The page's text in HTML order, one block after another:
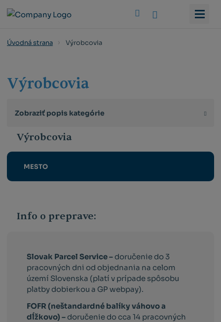
Úvodná strana Výrobcovia
Výrobcovia
Zobraziť popis kategórie
Výrobcovia
MESTO
Info o preprave:
Slovak Parcel Service – doručenie do 3
pracovných dni od objednania na celom
území Slovenska (platí v prípade spôsobu
platby dobierkou a GP webpay).
FOFR (neštandardné balíky váhovo a
dĺžkovo) – doručenie do cca 14 pracovných